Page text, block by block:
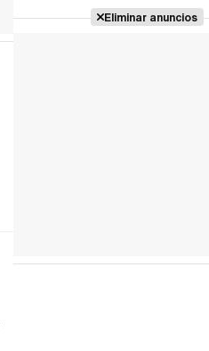
Eliminar anuncios